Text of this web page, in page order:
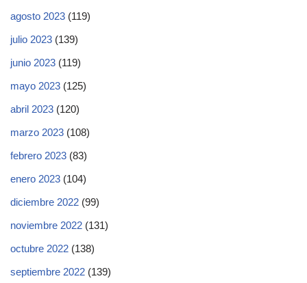
agosto 2023 (119)
julio 2023 (139)
junio 2023 (119)
mayo 2023 (125)
abril 2023 (120)
marzo 2023 (108)
febrero 2023 (83)
enero 2023 (104)
diciembre 2022 (99)
noviembre 2022 (131)
octubre 2022 (138)
septiembre 2022 (139)